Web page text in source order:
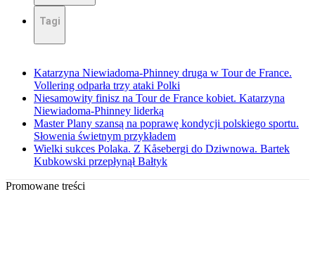
Tagi
Katarzyna Niewiadoma-Phinney druga w Tour de France.
Vollering odparła trzy ataki Polki
Niesamowity finisz na Tour de France kobiet. Katarzyna
Niewiadoma-Phinney liderką
Master Plany szansą na poprawę kondycji polskiego sportu.
Słowenia świetnym przykładem
Wielki sukces Polaka. Z Kåsebergi do Dziwnowa. Bartek
Kubkowski przepłynął Bałtyk
Promowane treści